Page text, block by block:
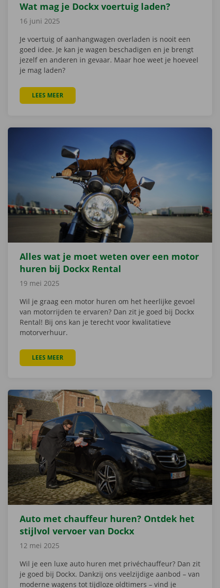
Wat mag je Dockx voertuig laden?
16 juni 2025
Je voertuig of aanhangwagen overladen is nooit een
goed idee. Je kan je wagen beschadigen en je brengt
jezelf en anderen in gevaar. Maar hoe weet je hoeveel
je mag laden?
LEES MEER
Alles wat je moet weten over een motor
huren bij Dockx Rental
19 mei 2025
Wil je graag een motor huren om het heerlijke gevoel
van motorrijden te ervaren? Dan zit je goed bij Dockx
Rental! Bij ons kan je terecht voor kwalitatieve
motorverhuur.
LEES MEER
Auto met chauffeur huren? Ontdek het
stijlvol vervoer van Dockx
12 mei 2025
Wil je een luxe auto huren met privéchauffeur? Dan zit
je goed bij Dockx. Dankzij ons veelzijdige aanbod – van
moderne wagens tot tijdloze oldtimers – vind je